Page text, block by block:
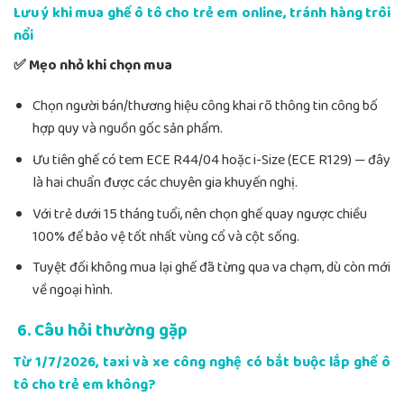
Lưu ý khi mua ghế ô tô cho trẻ em online, tránh hàng trôi
nổi
✅ Mẹo nhỏ khi chọn mua
Chọn người bán/thương hiệu công khai rõ thông tin công bố
hợp quy và nguồn gốc sản phẩm.
Ưu tiên ghế có tem ECE R44/04 hoặc i-Size (ECE R129) — đây
là hai chuẩn được các chuyên gia khuyến nghị.
Với trẻ dưới 15 tháng tuổi, nên chọn ghế quay ngược chiều
100% để bảo vệ tốt nhất vùng cổ và cột sống.
Tuyệt đối không mua lại ghế đã từng qua va chạm, dù còn mới
về ngoại hình.
6. Câu hỏi thường gặp
Từ 1/7/2026, taxi và xe công nghệ có bắt buộc lắp ghế ô
tô cho trẻ em không?